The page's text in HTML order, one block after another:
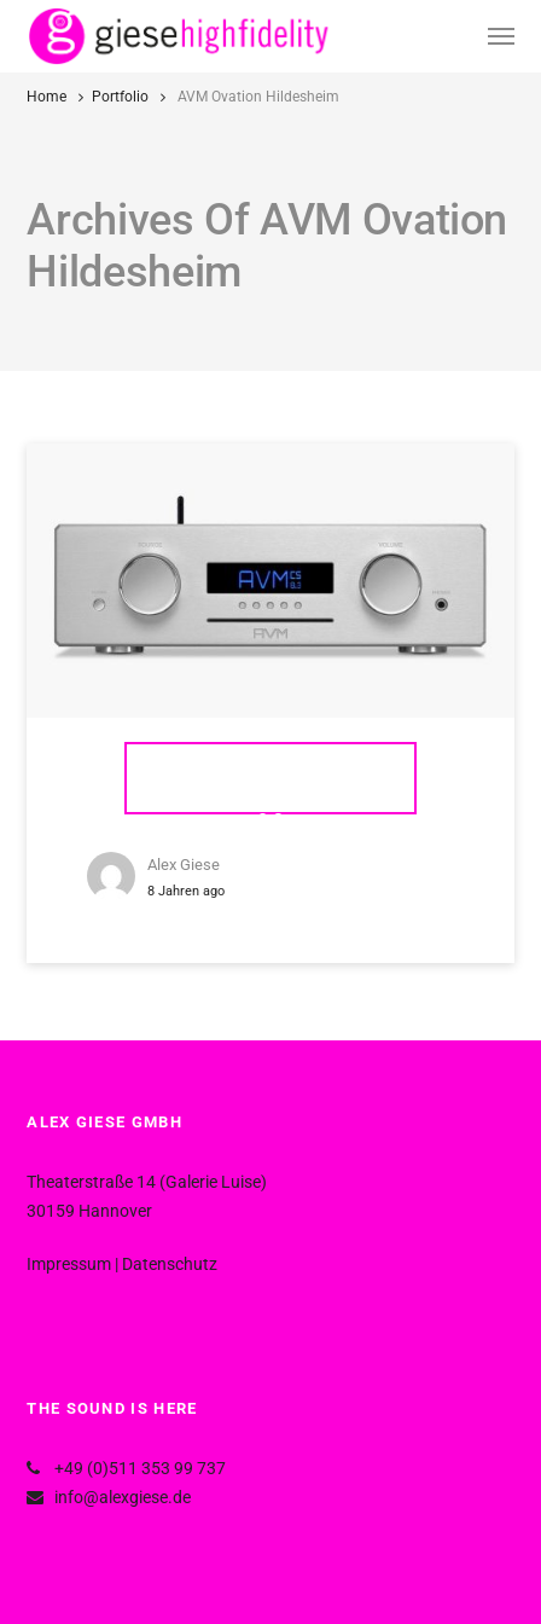
Home Portfolio AVM Ovation Hildesheim
Archives Of AVM Ovation
Hildesheim
8.3
Alex Giese
8 Jahren ago
ALEX GIESE GMBH
Theaterstraße 14 (Galerie Luise)
30159 Hannover
Impressum | Datenschutz
THE SOUND IS HERE
+49 (0)511 353 99 737
info@alexgiese.de